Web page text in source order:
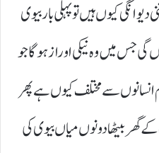
کیوں ہیں تو پہلی بار بیوی
جس میں وہ نیکی او راز ہو گا جو
انسانوں سے مختلف کیوں ہے پھر
بیٹھا دونوں میاں بیوی کی